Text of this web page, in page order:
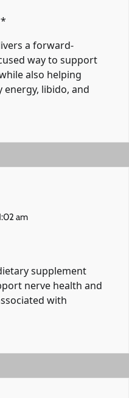
a forward-
way to support
also helping
energy, libido, and
am
supplement
nerve health and
with